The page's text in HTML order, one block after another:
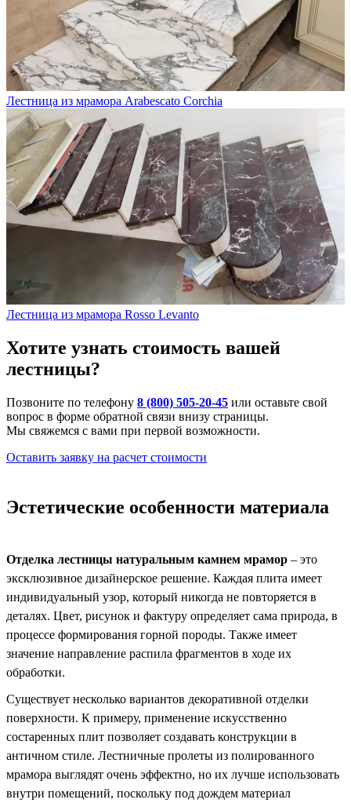
Лестница из мрамора Arabescato Corchia
Лестница из мрамора Rosso Levanto
Хотите узнать стоимость вашей
лестницы?
Позвоните по телефону 8 (800) 505-20-45 или оставьте свой
вопрос в форме обратной связи внизу страницы.
Мы свяжемся с вами при первой возможности.
Оставить заявку на расчет стоимости
Эстетические особенности материала
Отделка лестницы натуральным камнем мрамор – это
эксклюзивное дизайнерское решение. Каждая плита имеет
индивидуальный узор, который никогда не повторяется в
деталях. Цвет, рисунок и фактуру определяет сама природа, в
процессе формирования горной породы. Также имеет
значение направление распила фрагментов в ходе их
обработки.
Существует несколько вариантов декоративной отделки
поверхности. К примеру, применение искусственно
состаренных плит позволяет создавать конструкции в
античном стиле. Лестничные пролеты из полированного
мрамора выглядят очень эффектно, но их лучше использовать
внутри помещений, поскольку под дождем материал